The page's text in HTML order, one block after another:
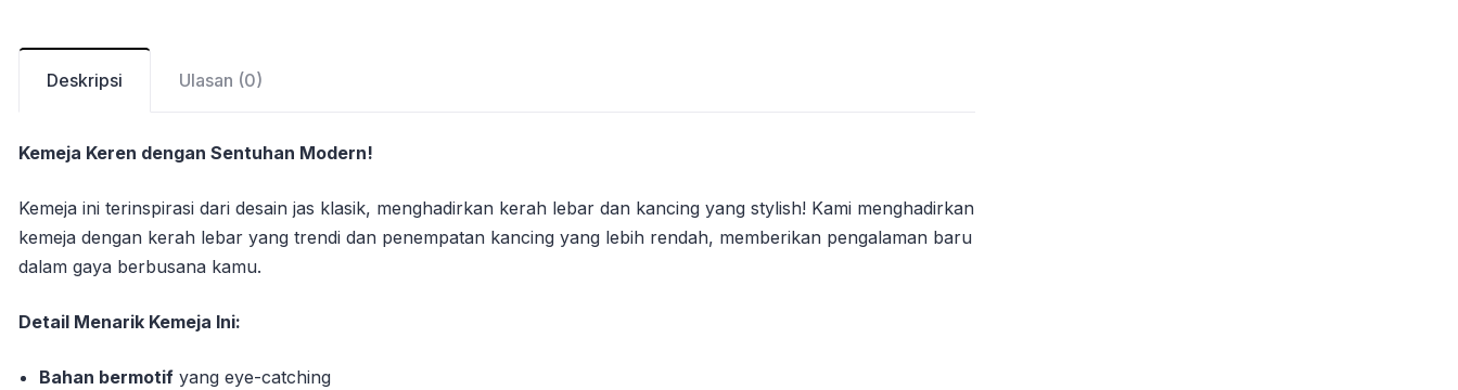
Deskripsi Ulasan (0)
Kemeja Keren dengan Sentuhan Modern!
Kemeja ini terinspirasi dari desain jas klasik, menghadirkan kerah lebar dan kancing yang stylish! Kami menghadirkan
kemeja dengan kerah lebar yang trendi dan penempatan kancing yang lebih rendah, memberikan pengalaman baru
dalam gaya berbusana kamu.
Detail Menarik Kemeja Ini:
Bahan bermotif yang eye-catching